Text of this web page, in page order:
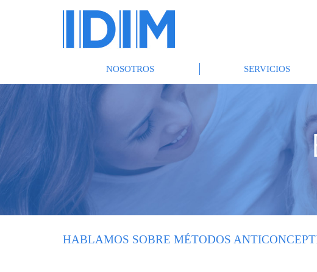
NOSOTROS SERVICIOS
HABLAMOS SOBRE MÉTODOS